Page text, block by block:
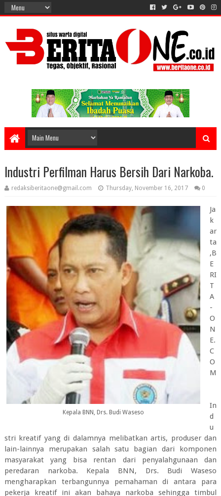
Industri Perfilman Harus Bersih Dari Narkoba.
redaksiberitaone@gmail.com Thursday, November 16, 2017 0
Kepala BNN, Drs. Budi Waseso
Ja
k
ar
ta
,B
E
RI
T
A
-
O
N
E.
C
O
M
In
d
u
stri kreatif yang di dalamnya melibatkan artis, produser dan
lain-lainnya merupakan salah satu bagian dari komponen
masyarakat yang bisa rentan dari penyalahgunaan dan
peredaran narkoba. Kepala BNN, Drs. Budi Waseso
mengharapkan terbangunnya pemahaman di antara para
pekerja kreatif ini akan bahaya narkoba sehingga timbul